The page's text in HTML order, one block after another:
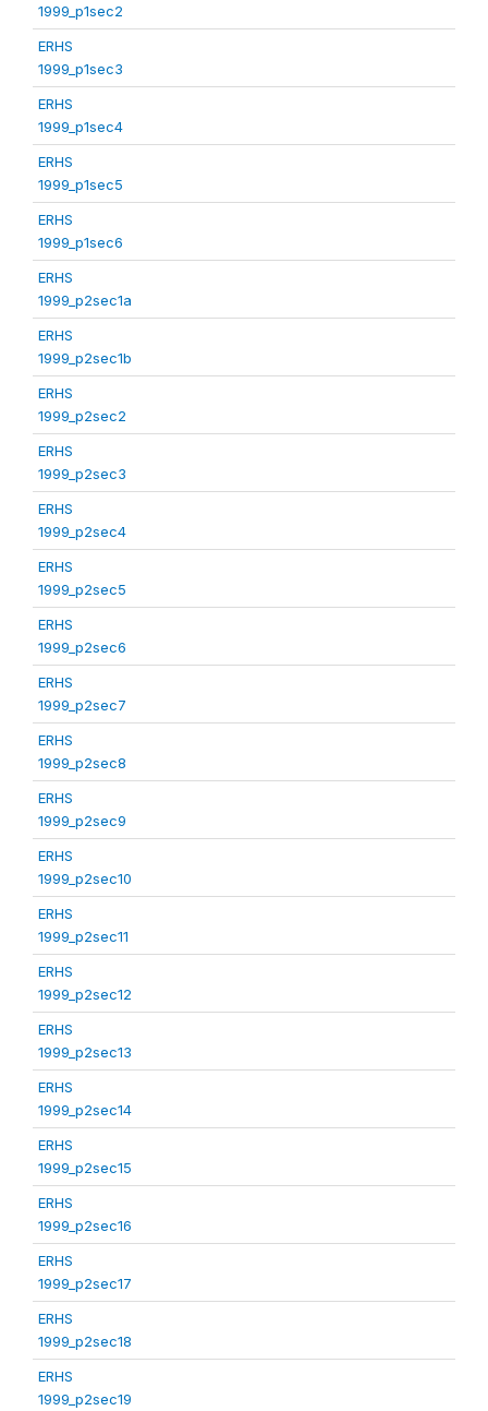
1999_p1sec2
ERHS
1999_p1sec3
ERHS
1999_p1sec4
ERHS
1999_p1sec5
ERHS
1999_p1sec6
ERHS
1999_p2sec1a
ERHS
1999_p2sec1b
ERHS
1999_p2sec2
ERHS
1999_p2sec3
ERHS
1999_p2sec4
ERHS
1999_p2sec5
ERHS
1999_p2sec6
ERHS
1999_p2sec7
ERHS
1999_p2sec8
ERHS
1999_p2sec9
ERHS
1999_p2sec10
ERHS
1999_p2sec11
ERHS
1999_p2sec12
ERHS
1999_p2sec13
ERHS
1999_p2sec14
ERHS
1999_p2sec15
ERHS
1999_p2sec16
ERHS
1999_p2sec17
ERHS
1999_p2sec18
ERHS
1999_p2sec19